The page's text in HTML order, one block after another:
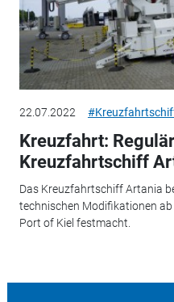
22.07.2022
Kreuzfahrt:
Kreuzfahrtschiff
Das Kreuzfahrtschiff Artania
technischen Modifikationen
Port of Kiel festmacht.